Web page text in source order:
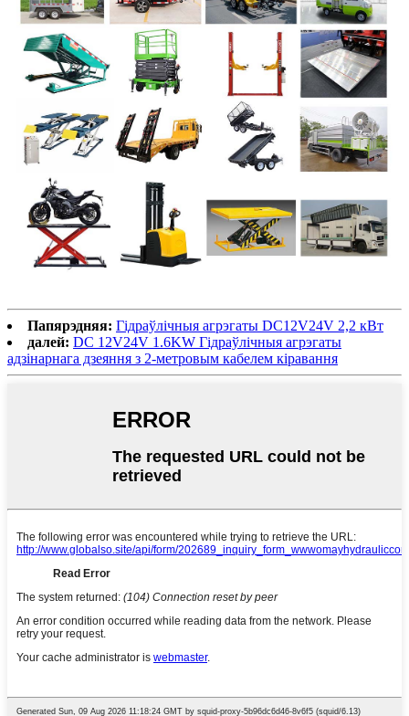
Папярэдняя: Гідраўлічныя агрэгаты DC12V24V 2,2 кВт
далей: DC 12V24V 1.6KW Гідраўлічныя агрэгаты
адзінарнага дзеяння з 2-метровым кабелем кіравання